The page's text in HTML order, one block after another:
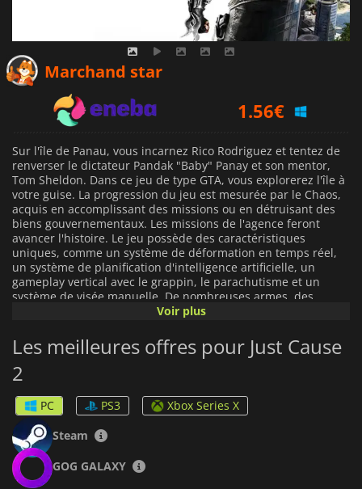
Marchand star
1.56€
2.45€
Sur l'île de Panau, vous incarnez Rico Rodriguez et tentez de
renverser le dictateur Pandak "Baby" Panay et son mentor,
Tom Sheldon. Dans ce jeu de type GTA, vous explorerez l'île à
votre guise. La progression du jeu est mesurée par le Chaos,
acquis en accomplissant des missions ou en détruisant des
biens gouvernementaux. Les missions de l'agence feront
avancer l'histoire. Le jeu possède des caractéristiques
uniques, comme un système de déformation en temps réel,
un système de planification d'intelligence artificielle, un
gameplay vertical avec le grappin, le parachutisme et un
système de visée manuelle. De nombreuses armes, des
véhicules aériens et terrestres, un marché noir et bien
Voir plus
Les meilleures offres pour Just Cause
2
PC PS3
Xbox Series X
Steam
GOG GALAXY